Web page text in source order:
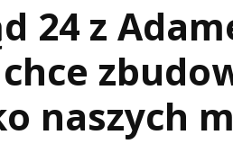
24 z
naszych